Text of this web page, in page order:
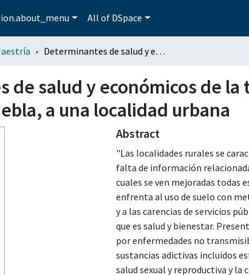
All of DSpace
Determinantes de salud y económicos de la transición de San Sebastián Villanueva, Puebla, a una localidad urbana
de salud y económicos de la
a una localidad urbana
Abstract
"Las localidades rurales se
falta de información
cuales se ven mejoradas todas
enfrenta al uso de suelo con
y a las carencias de servicios
que es salud y bienestar.
por enfermedades no
sustancias adictivas incluidos
salud sexual y reproductiva y